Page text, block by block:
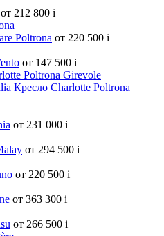
от 212 800 i
Poltrona от 220 500 i
от 147 500 i
Кресло Charlotte Poltrona
от 231 000 i
от 294 500 i
от 220 500 i
от 363 300 i
от 266 500 i